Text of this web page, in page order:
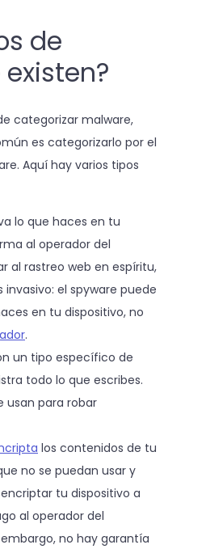
de
categorizar malware,
es categorizarlo por el
Aquí hay varios tipos
lo que haces en tu
al operador del
al rastreo web en espíritu,
el spyware puede
en tu dispositivo, no
.
un tipo específico de
todo lo que escribes.
usan para robar
los contenidos de tu
no se puedan usar y
tu dispositivo a
al operador del
no hay garantía